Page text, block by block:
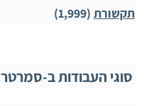
תקשורת (1,999)
סוגי העבודות ב-סמרטר